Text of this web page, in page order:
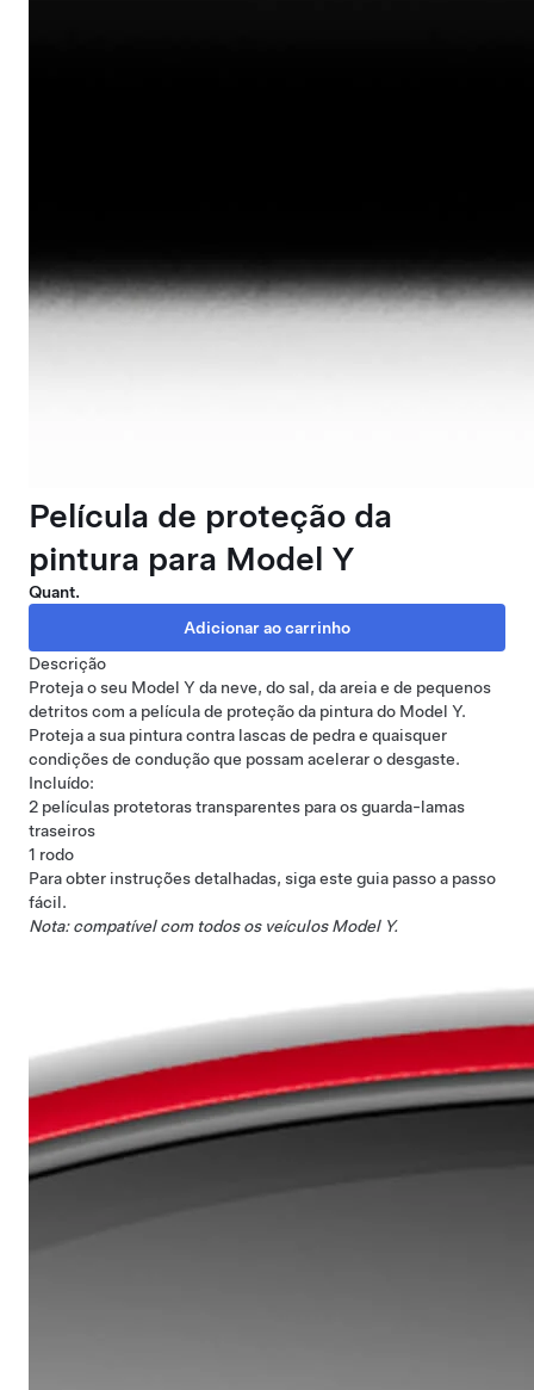
Película de proteção da
pintura para Model Y
Quant.
Descrição
Proteja o seu Model Y da neve, do sal, da areia e de pequenos
detritos com a película de proteção da pintura do Model Y.
Proteja a sua pintura contra lascas de pedra e quaisquer
condições de condução que possam acelerar o desgaste.
Incluído:
2 películas protetoras transparentes para os guarda-lamas
traseiros
1 rodo
Para obter instruções detalhadas, siga este guia passo a passo
fácil.
Nota: compatível com todos os veículos Model Y.